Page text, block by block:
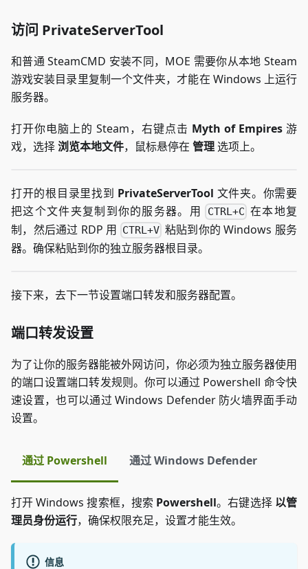
访问 PrivateServerTool
和普通 SteamCMD 安装不同，MOE 需要你从本地 Steam
游戏安装目录里复制一个文件夹，才能在 Windows 上运行
服务器。
打开你电脑上的 Steam，右键点击 Myth of Empires 游
戏，选择浏览本地文件，鼠标悬停在 管理选项上。
打开的根目录里找到 PrivateServerTool 文件夹。你需要
把这个文件夹复制到你的服务器。用 CTRL+C 在本地复
制，然后通过 RDP 用 CTRL+V 粘贴到你的 Windows 服务
器。确保粘贴到你的独立服务器根目录。
接下来，去下一节设置端口转发和服务器配置。
端口转发设置
为了让你的服务器能被外网访问，你必须为独立服务器使用
的端口设置端口转发规则。你可以通过 Powershell 命令快
速设置，也可以通过 Windows Defender 防火墙界面手动
设置。
通过 Powershell 通过 Windows Defender
打开 Windows 搜索框，搜索 Powershell。右键选择 以管
理员身份运行，确保权限充足，设置才能生效。
信息